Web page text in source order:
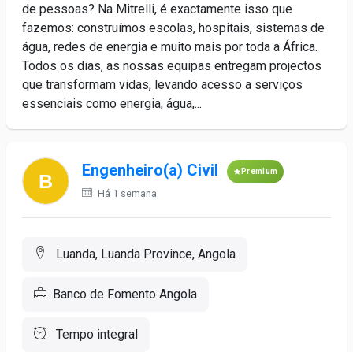
de pessoas? Na Mitrelli, é exactamente isso que
fazemos: construímos escolas, hospitais, sistemas de
água, redes de energia e muito mais por toda a África.
Todos os dias, as nossas equipas entregam projectos
que transformam vidas, levando acesso a serviços
essenciais como energia, água,...
Engenheiro(a) Civil Premium
Há 1 semana
Luanda, Luanda Province, Angola
Banco de Fomento Angola
Tempo integral